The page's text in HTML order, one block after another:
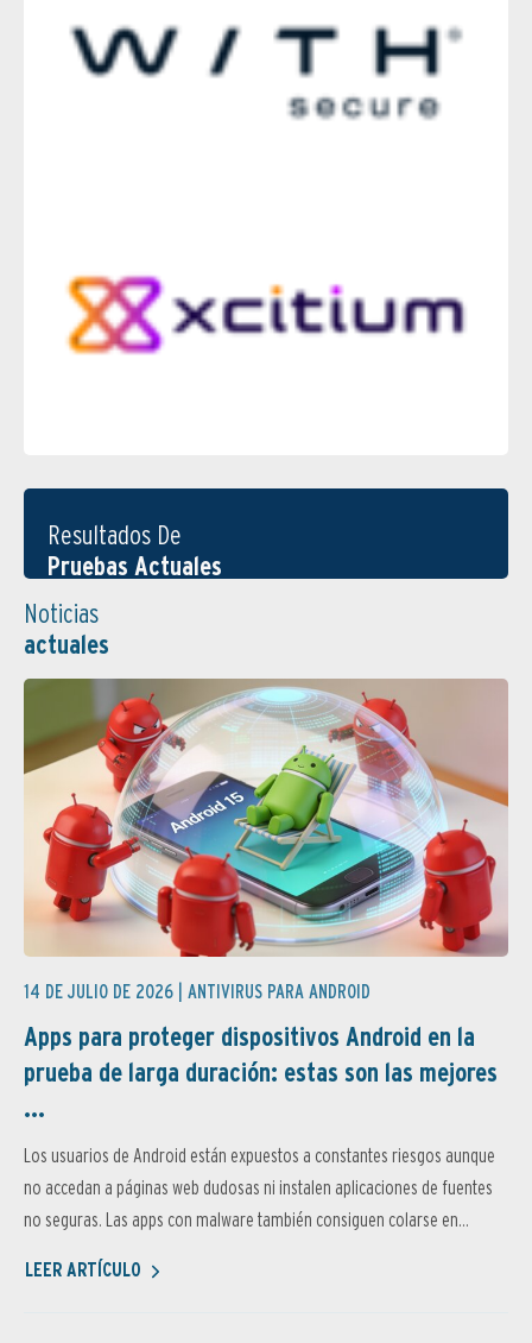
Resultados De
Pruebas Actuales
Noticias
actuales
14 DE JULIO DE 2026 | ANTIVIRUS PARA ANDROID
Apps para proteger dispositivos Android en la
prueba de larga duración: estas son las mejores
...
Los usuarios de Android están expuestos a constantes riesgos aunque
no accedan a páginas web dudosas ni instalen aplicaciones de fuentes
no seguras. Las apps con malware también consiguen colarse en...
LEER ARTÍCULO